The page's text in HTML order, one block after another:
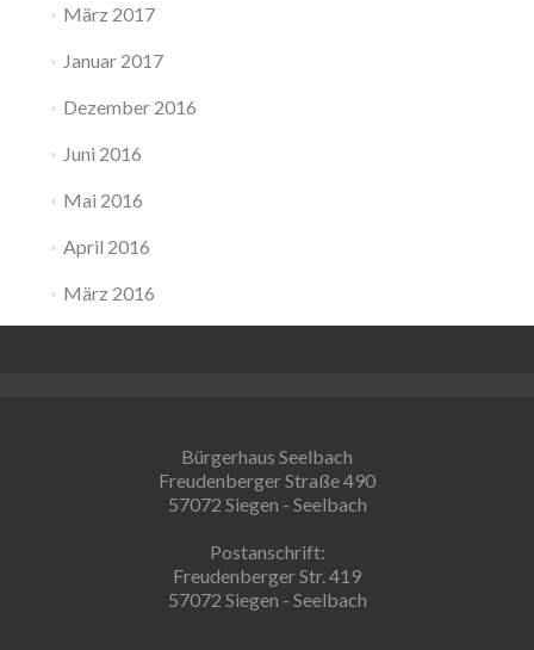
März 2017
Januar 2017
Dezember 2016
Juni 2016
Mai 2016
April 2016
März 2016
Bürgerhaus Seelbach
Freudenberger Straße 490
57072 Siegen - Seelbach
Postanschrift:
Freudenberger Str. 419
57072 Siegen - Seelbach